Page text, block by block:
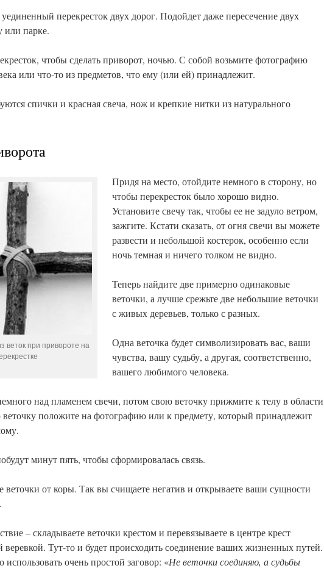
перекресток двух дорог. Подойдет даже пересечение двух
или парке.
чтобы сделать приворот, ночью. С собой возьмите фотографию
или что-то из предметов, что ему (или ей) принадлежит.
спички и красная свеча, нож и крепкие нитки из натурального
веток при привороте на
Придя на место, отойдите немного в сторону, но
чтобы перекресток было хорошо видно.
Установите свечу так, чтобы ее не задуло ветром,
зажгите. Кстати сказать, от огня свечи вы можете
развести и небольшой костерок, особенно если
ночь темная и ничего толком не видно.
Теперь найдите две примерно одинаковые
веточки, а лучше срежьте две небольшие веточки
с живых деревьев, только с разных.
Одна веточка будет символизировать вас, ваши
чувства, вашу судьбу, а другая, соответственно,
вашего любимого человека.
над пламенем свечи, потом свою веточку прижмите к телу в области
веточку положите на фотографию или к предмету, который принадлежит
минут пять, чтобы сформировалась связь.
веточки от коры. Так вы счищаете негатив и открываете ваши сущности
– складываете веточки крестом и перевязываете в центре крест
веревкой. Тут-то и будет происходить соединение ваших жизненных путей.
очень простой заговор: «Не веточки соединяю, а судьбы